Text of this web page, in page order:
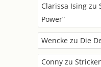
Clarissa Ising zu
Power“
Wencke zu Die
Conny zu